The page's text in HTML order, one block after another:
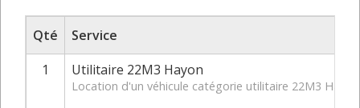
Qté
Service
1
Utilitaire 22M3 Hayon
Location d'un véhicule catégorie utilitaire 22M3